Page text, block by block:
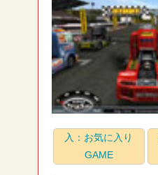
入：お気に入り
GAME